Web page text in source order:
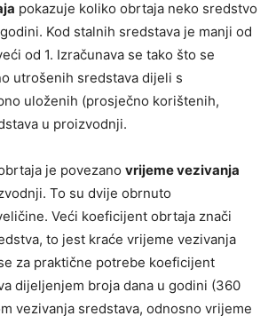
pokazuje koliko obrtaja neko sredstvo
Kod stalnih sredstava je manji od
od 1. Izračunava se tako što se
utrošenih sredstava dijeli s
uloženih (prosječno korištenih,
u proizvodnji.
je povezano vrijeme vezivanja
To su dvije obrnuto
Veći koeficijent obrtaja znači
to jest kraće vrijeme vezivanja
za praktične potrebe koeficijent
dijeljenjem broja dana u godini (360
vezivanja sredstava, odnosno vrijeme